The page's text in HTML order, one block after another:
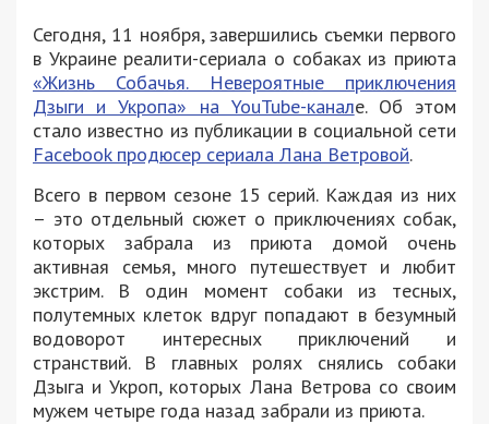
Сегодня, 11 ноября, завершились съемки первого
в Украине реалити-сериала о собаках из приюта
«Жизнь Собачья. Невероятные приключения
Дзыги и Укропа» на YouTube-канале. Об этом
стало известно из публикации в социальной сети
Facebook продюсер сериала Лана Ветровой.
Всего в первом сезоне 15 серий. Каждая из них
– это отдельный сюжет о приключениях собак,
которых забрала из приюта домой очень
активная семья, много путешествует и любит
экстрим. В один момент собаки из тесных,
полутемных клеток вдруг попадают в безумный
водоворот интересных приключений и
странствий. В главных ролях снялись собаки
Дзыга и Укроп, которых Лана Ветрова со своим
мужем четыре года назад забрали из приюта.